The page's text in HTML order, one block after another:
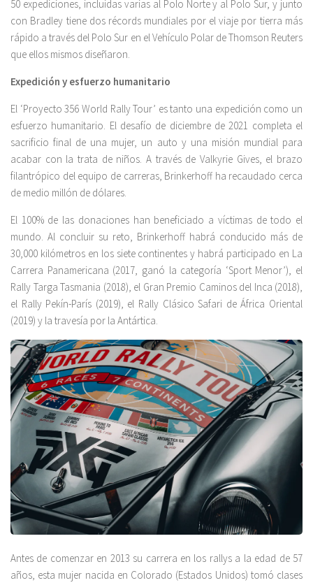
50 expediciones, incluidas varias al Polo Norte y al Polo Sur, y junto
con Bradley tiene dos récords mundiales por el viaje por tierra más
rápido a través del Polo Sur en el Vehículo Polar de Thomson Reuters
que ellos mismos diseñaron.
Expedición y esfuerzo humanitario
El ‘Proyecto 356 World Rally Tour’ es tanto una expedición como un
esfuerzo humanitario. El desafío de diciembre de 2021 completa el
sacrificio final de una mujer, un auto y una misión mundial para
acabar con la trata de niños. A través de Valkyrie Gives, el brazo
filantrópico del equipo de carreras, Brinkerhoff ha recaudado cerca
de medio millón de dólares.
El 100% de las donaciones han beneficiado a víctimas de todo el
mundo. Al concluir su reto, Brinkerhoff habrá conducido más de
30,000 kilómetros en los siete continentes y habrá participado en La
Carrera Panamericana (2017, ganó la categoría ‘Sport Menor’), el
Rally Targa Tasmania (2018), el Gran Premio Caminos del Inca (2018),
el Rally Pekín-París (2019), el Rally Clásico Safari de África Oriental
(2019) y la travesía por la Antártica.
Antes de comenzar en 2013 su carrera en los rallys a la edad de 57
años, esta mujer nacida en Colorado (Estados Unidos) tomó clases